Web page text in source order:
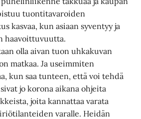
tuontitavaroiden
kasvaa, kun asiaan syventyy ja
haavoittuvuutta.
olla aivan tuon uhkakuvan
matkaa. Ja useimmiten
kun saa tunteen, että voi tehdä
jo korona aikana ohjeita
joita kannattaa varata
varalle. Heidän